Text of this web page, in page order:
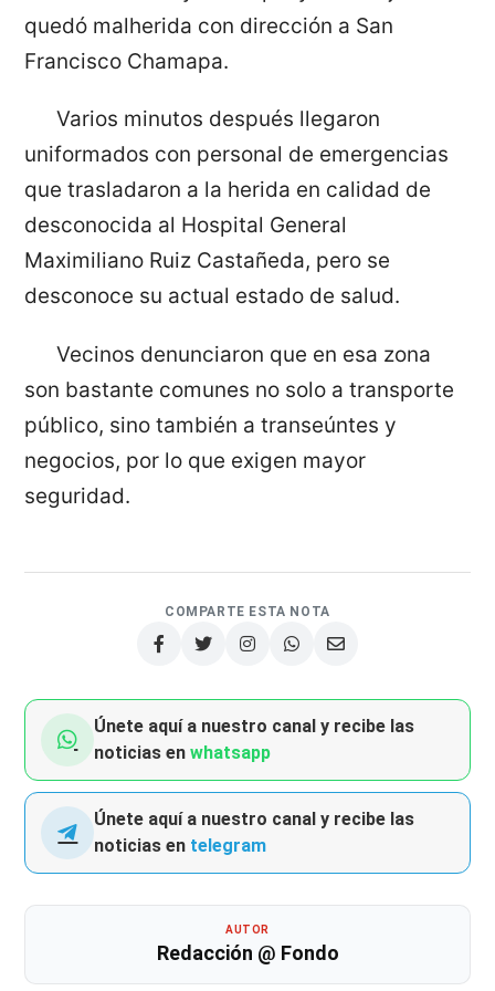
quedó malherida con dirección a San
Francisco Chamapa.
Varios minutos después llegaron
uniformados con personal de emergencias
que trasladaron a la herida en calidad de
desconocida al Hospital General
Maximiliano Ruiz Castañeda, pero se
desconoce su actual estado de salud.
Vecinos denunciaron que en esa zona
son bastante comunes no solo a transporte
público, sino también a transeúntes y
negocios, por lo que exigen mayor
seguridad.
COMPARTE ESTA NOTA
Únete aquí a nuestro canal y recibe las
noticias enwhatsapp
Únete aquí a nuestro canal y recibe las
noticias en telegram
AUTOR
Redacción @ Fondo